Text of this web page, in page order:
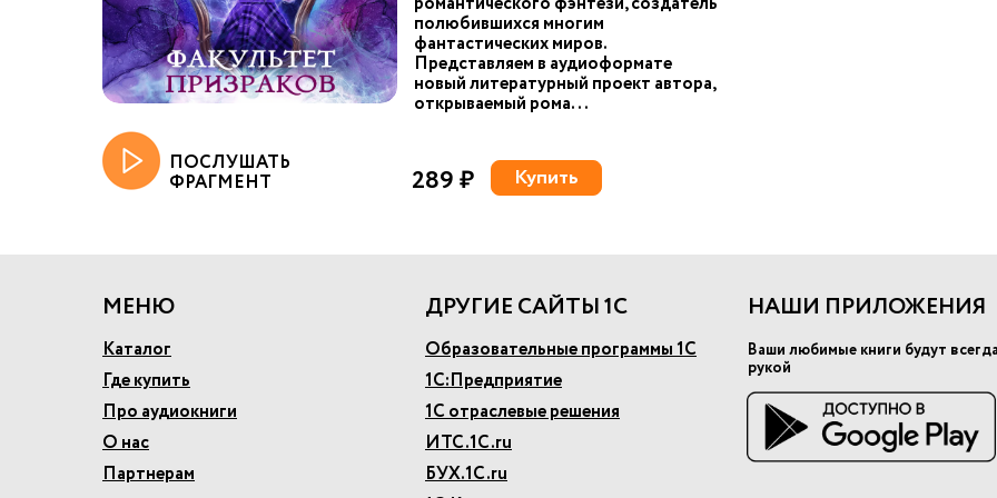
полюбившихся многим
фантастических миров.
Представляем в аудиоформате
новый литературный проект автора,
открываемый рома...
ПОСЛУШАТЬ
ФРАГМЕНТ 289 ₽ Купить
МЕНЮ
Каталог
Где купить
Про аудиокниги
О нас
Партнерам
ДРУГИЕ САЙТЫ 1С
Образовательные программы 1С
1С:Предприятие
1С отраслевые решения
ИТС.1С.ru
БУХ.1С.ru
НАШИ ПРИЛОЖЕНИЯ
Ваши любимые книги будут
рукой